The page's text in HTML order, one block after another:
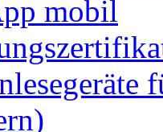
mobil